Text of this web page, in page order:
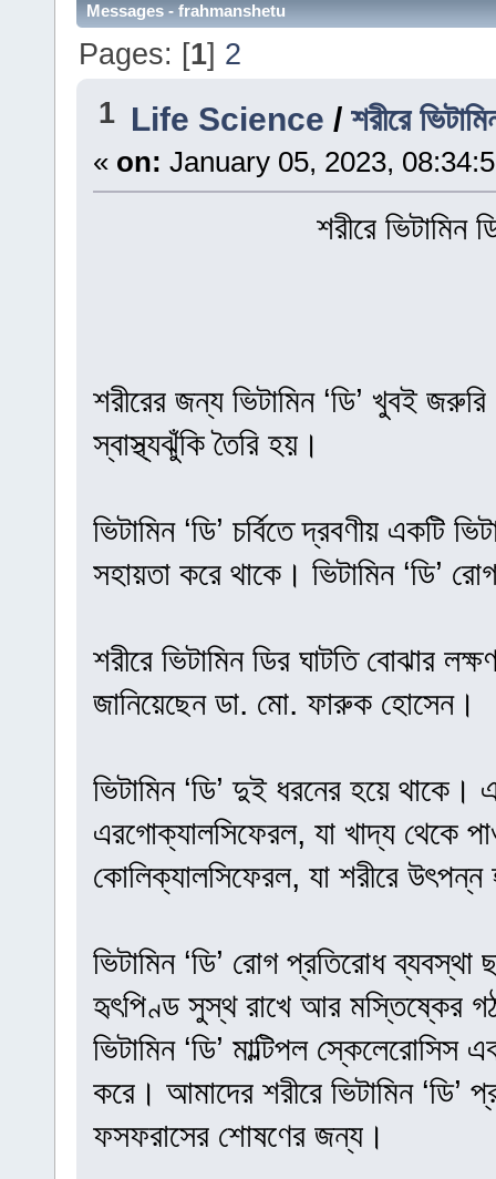
Messages - frahmanshetu
Pages: [1] 2
1 Life Science /শরীরে
« on: January 05, 2023,
শরীরে ভিটামিন
শরীরের জন্য ভিটামিন ‘ডি’ খুবই
স্বাস্থ্যঝুঁকি তৈরি হয়।
ভিটামিন ‘ডি’ চর্বিতে দ্রবণীয় একটি
সহায়তা করে থাকে। ভিটামিন ‘ডি’
শরীরে ভিটামিন ডির ঘাটতি বোঝার
জানিয়েছেন ডা. মো. ফারুক হোসেন।
ভিটামিন ‘ডি’ দুই ধরনের হয়ে থাকে।
এরগোক্যালসিফেরল, যা খাদ্য থেকে
কোলিক্যালসিফেরল, যা শরীরে
ভিটামিন ‘ডি’ রোগ প্রতিরোধ ব্যবস্থা
হৃৎপিণ্ড সুস্থ রাখে আর মস্তিষ্কের
ভিটামিন ‘ডি’ মাল্টিপল স্কেলেরোসিস
করে। আমাদের শরীরে ভিটামিন ‘ডি’
ফসফরাসের শোষণের জন্য।